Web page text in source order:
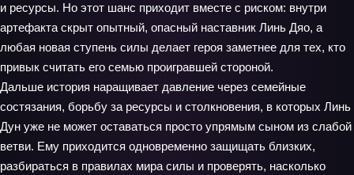
и ресурсы. Но этот шанс приходит вместе с риском: внутри
артефакта скрыт опытный, опасный наставник Линь Дяо, а
любая новая ступень силы делает героя заметнее для тех, кто
привык считать его семью проигравшей стороной.
Дальше история наращивает давление через семейные
состязания, борьбу за ресурсы и столкновения, в которых Линь
Дун уже не может оставаться просто упрямым сыном из слабой
ветви. Ему приходится одновременно защищать близких,
разбираться в правилах мира силы и проверять, насколько